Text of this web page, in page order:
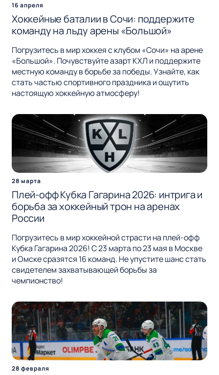
16 апреля
Хоккейные баталии в Сочи: поддержите
команду на льду арены «Большой»
Погрузитесь в мир хоккея с клубом «Сочи» на арене
«Большой». Почувствуйте азарт КХЛ и поддержите
местную команду в борьбе за победы. Узнайте, как
стать частью спортивного праздника и ощутить
настоящую хоккейную атмосферу!
28 марта
Плей-офф Кубка Гагарина 2026: интрига и
борьба за хоккейный трон на аренах
России
Погрузитесь в мир хоккейной страсти на плей-офф
Кубка Гагарина 2026! С 23 марта по 23 мая в Москве
и Омске сразятся 16 команд. Не упустите шанс стать
свидетелем захватывающей борьбы за
чемпионство!
28 февраля